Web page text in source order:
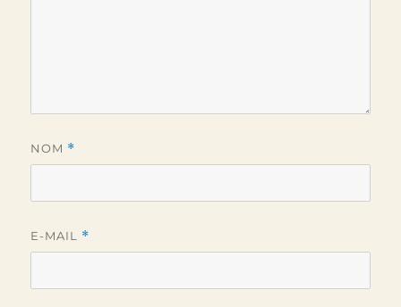
NOM *
E-MAIL *